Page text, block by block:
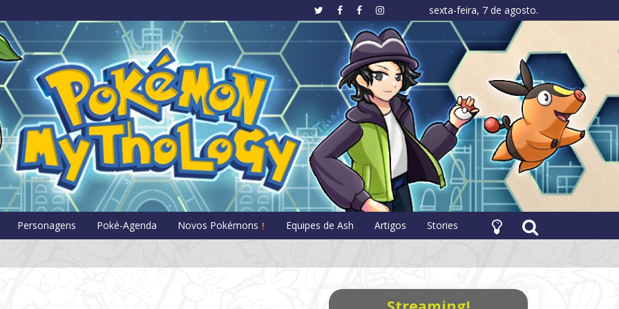
sexta-feira, 7 de agosto.
Pokémon Mythology
Personagens Poké-Agenda Novos Pokémons Equipes de Ash Artigos Stories